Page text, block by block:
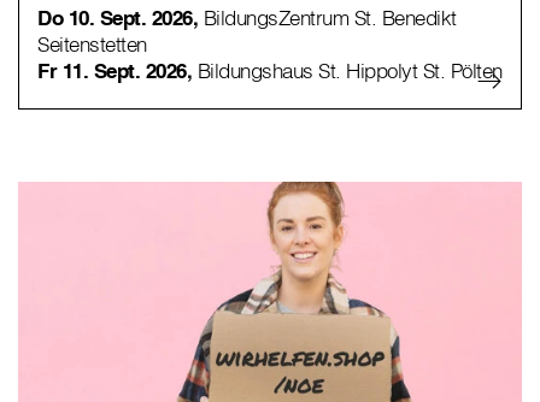
Do 10. Sept. 2026, BildungsZentrum St. Benedikt
Seitenstetten
Fr 11. Sept. 2026, Bildungshaus St. Hippolyt St. Pölten